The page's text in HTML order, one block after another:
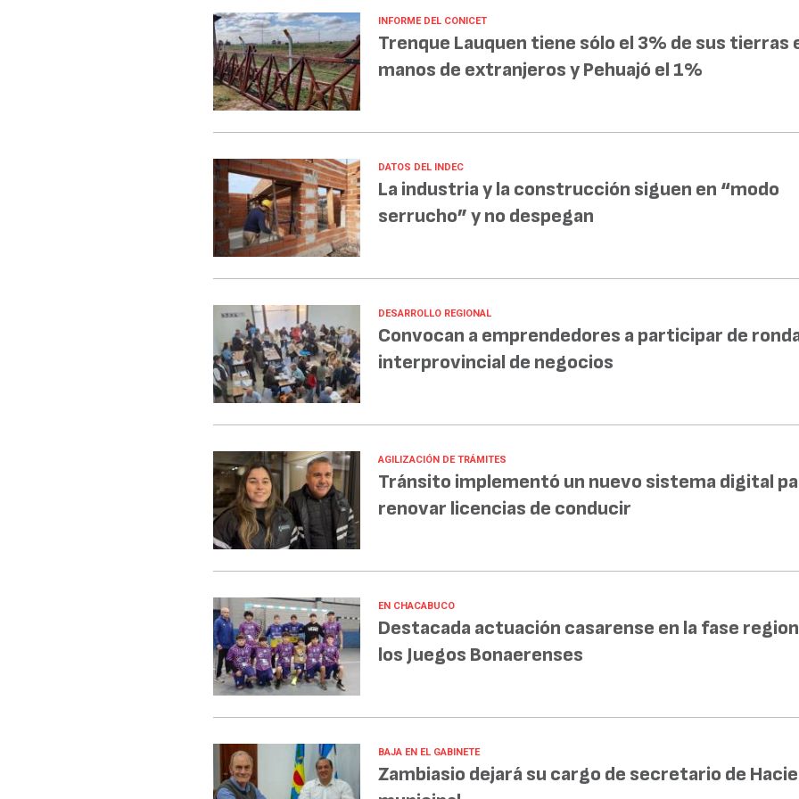
INFORME DEL CONICET
Trenque Lauquen tiene sólo el 3% de sus tierras
manos de extranjeros y Pehuajó el 1%
DATOS DEL INDEC
La industria y la construcción siguen en “modo
serrucho” y no despegan
DESARROLLO REGIONAL
Convocan a emprendedores a participar de
interprovincial de negocios
AGILIZACIÓN DE TRÁMITES
Tránsito implementó un nuevo sistema digital
renovar licencias de conducir
EN CHACABUCO
Destacada actuación casarense en la fase
los Juegos Bonaerenses
BAJA EN EL GABINETE
Zambiasio dejará su cargo de secretario de